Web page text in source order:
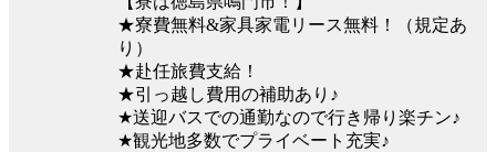
★寮費無料&家具家電リース無料！（規定あ
り）
★赴任旅費支給！
★引っ越し費用の補助あり♪
★送迎バスでの通勤なので行き帰り楽チン♪
★観光地多数でプライベート充実♪